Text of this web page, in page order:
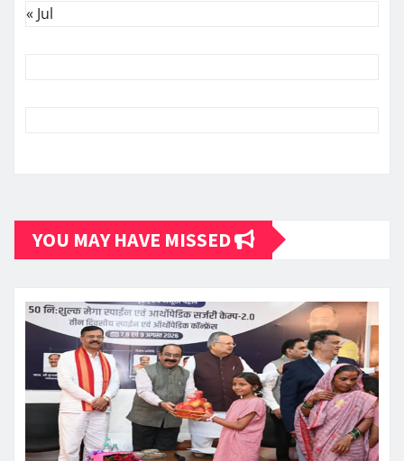
« Jul
YOU MAY HAVE MISSED